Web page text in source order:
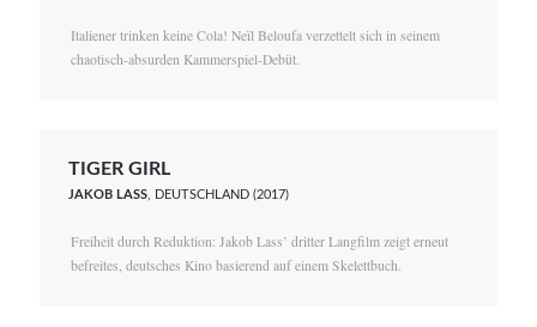
Italiener trinken keine Cola! Neïl Beloufa verzettelt sich in seinem
chaotisch-absurden Kammerspiel-Debüt.
TIGER GIRL
JAKOB LASS, DEUTSCHLAND (2017)
Freiheit durch Reduktion: Jakob Lass’ dritter Langfilm zeigt erneut
befreites, deutsches Kino basierend auf einem Skelettbuch.